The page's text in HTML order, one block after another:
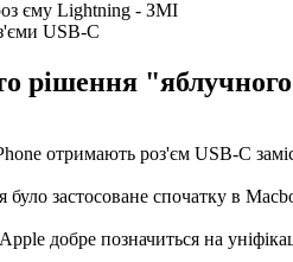
USB-C
рішення
отримають роз'єм USB-C
застосоване спочатку в
добре позначиться на